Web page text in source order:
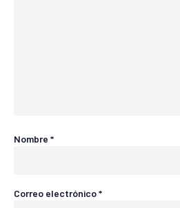
Nombre *
Correo electrónico*